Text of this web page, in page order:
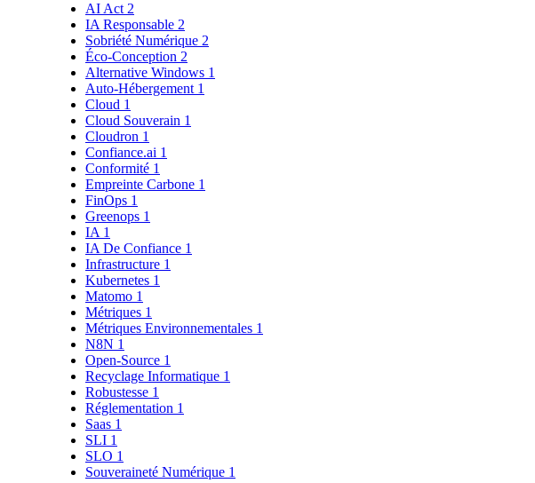
AI Act 2
IA Responsable 2
Sobriété Numérique 2
Éco-Conception 2
Alternative Windows 1
Auto-Hébergement 1
Cloud 1
Cloud Souverain 1
Cloudron 1
Confiance.ai 1
Conformité 1
Empreinte Carbone 1
FinOps 1
Greenops 1
IA 1
IA De Confiance 1
Infrastructure 1
Kubernetes 1
Matomo 1
Métriques 1
Métriques Environnementales 1
N8N 1
Open-Source 1
Recyclage Informatique 1
Robustesse 1
Réglementation 1
Saas 1
SLI 1
SLO 1
Souveraineté Numérique 1